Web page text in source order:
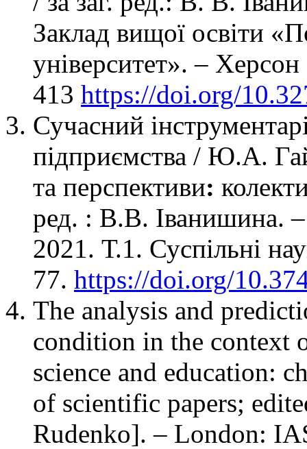
Заклад вищої освіти
університет». –
413 https://doi.org/
Сучасний
підприємства / Ю.А.
та перспективи:
ред. : В.В. Іванишина.
2021. Т.1. Суспільні
77. https://doi.org/
The analysis and
condition in the context
science and education:
of scientific papers;
Rudenko]. – London: